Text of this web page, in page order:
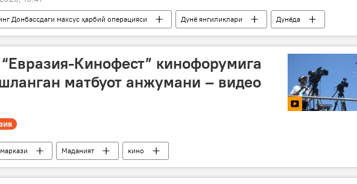
Донбассдаги махсус ҳарбий операцияси Дунё янгиликлари
Дунёда
Запорожье вилояти Россия Мудофаа вазирлиги
Кинофест” кинофорумига
матбуот анжумани – видео
Маданият кино